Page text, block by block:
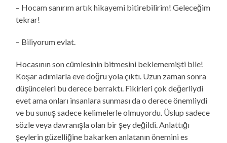
– Hocam sanırım artık hikayemi bitirebilirim! Geleceğim
tekrar!
– Biliyorum evlat.
Hocasının son cümlesinin bitmesini beklememişti bile!
Koşar adımlarla eve doğru yola çıktı. Uzun zaman sonra
düşünceleri bu derece berraktı. Fikirleri çok değerliydi
evet ama onları insanlara sunması da o derece önemliydi
ve bu sunuş sadece kelimelerle olmuyordu. Üslup sadece
sözle veya davranışla olan bir şey değildi. Anlattığı
şeylerin güzelliğine bakarken anlatanın önemini es